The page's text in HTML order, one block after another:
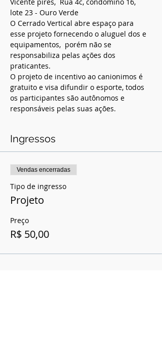
lote 23 - Ouro Verde
O Cerrado Vertical abre espaço para
esse projeto fornecendo o aluguel dos e
equipamentos,  porém não se
responsabiliza pelas ações dos
praticantes.
O projeto de incentivo ao canionimos é
gratuito e visa difundir o esporte, todos
os participantes são autônomos e
responsáveis pelas suas ações.
Ingressos
Vendas encerradas
Tipo de ingresso
Projeto
Preço
R$ 50,00